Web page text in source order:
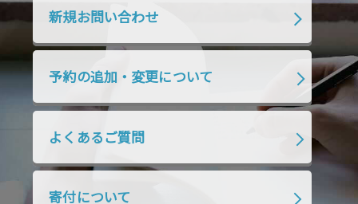
2019年10月 2019年9月
2018年7月 2018年6月
2018年4月 2018年3月 2018年2月
新規お問い合わせ
予約の追加・変更について
よくあるご質問
寄付について